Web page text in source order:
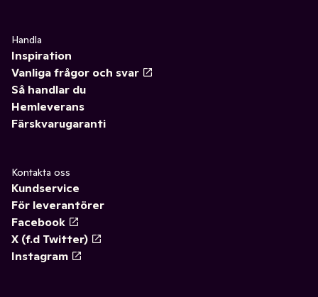
Handla
Inspiration
Vanliga frågor och svar
Så handlar du
Hemleverans
Färskvarugaranti
Kontakta oss
Kundservice
För leverantörer
Facebook
X (f.d Twitter)
Instagram